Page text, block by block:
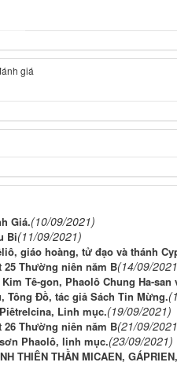
giá
Giá.(10/09/2021)
Bi(11/09/2021)
giáo hoàng, tử đạo và thánh
25 Thường niên năm B(14/09/
Tê-gon, Phaolô Chung Ha-
Tông Đồ, tác giả Sách Tin Mừng.
Linh mục.(19/09/2021)
26 Thường niên năm B(21/09/
Phaolô, linh mục.(23/09/2021)
THIÊN THẦN MICAEN,